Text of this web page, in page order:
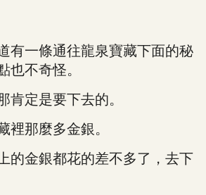
一條通往龍泉寶藏下面的秘
也不奇怪。
定是要下去的。
那麼多金銀。
金銀都花的差不多了，去下